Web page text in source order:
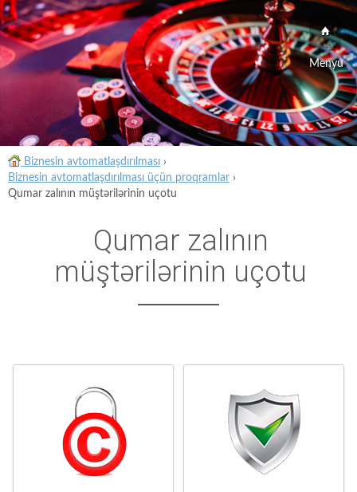
Menyu
Biznesin avtomatlaşdırılması ›
Biznesin avtomatlaşdırılması üçün proqramlar ›
Qumar zalının müştərilərinin uçotu
Qumar zalının
müştərilərinin uçotu